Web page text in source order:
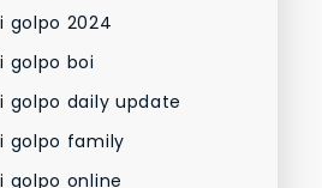
golpo 2024
golpo boi
golpo daily update
golpo family
golpo online